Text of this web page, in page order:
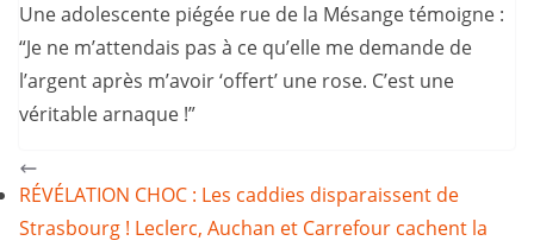
Une adolescente piégée rue de la Mésange témoigne :
“Je ne m’attendais pas à ce qu’elle me demande de
l’argent après m’avoir ‘offert’ une rose. C’est une
véritable arnaque !”
RÉVÉLATION CHOC : Les caddies disparaissent de
Strasbourg ! Leclerc, Auchan et Carrefour cachent la